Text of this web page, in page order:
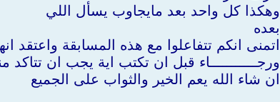
وهكذا كل واحد بعد مايجاوب يسأل اللي
بعده
اتمنى انكم تتفاعلوا مع هذه المسابقة واعتقد
ورجـــــــــــاء قبل ان تكتب اية يجب ان تتاكد
ان شاء الله يعم الخير والثواب على الجميع